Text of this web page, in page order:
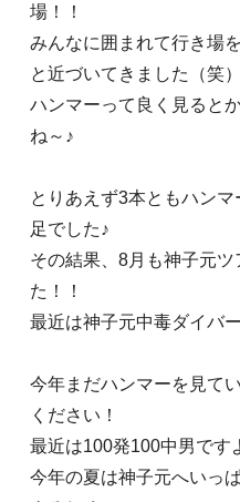
場！！
みんなに囲まれて行き場
と近づいてきました（笑）
ハンマーって良く見ると
ね～♪
とりあえず3本ともハン
足でした♪
その結果、8月も神子元
た！！
最近は神子元中毒ダイバ
今年まだハンマーを見て
ください！
最近は100発100中男です
今年の夏は神子元へいっ